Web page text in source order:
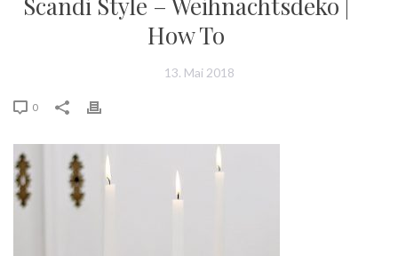
How To
13. Mai 2018
0